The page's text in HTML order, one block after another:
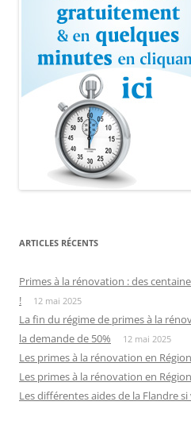
ARTICLES RÉCENTS
Primes à la rénovation : des
!
12 mai 2025
La fin du régime de primes à la
la demande de 50%
12 mai 2025
Les primes à la rénovation en
Les primes à la rénovation en
Les différentes aides de la Flandre